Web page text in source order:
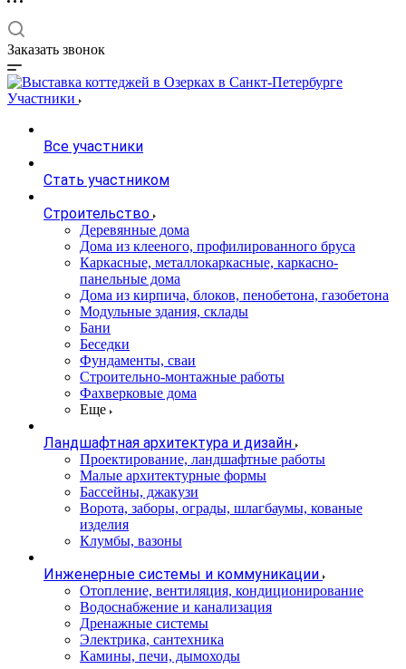
Заказать звонок
Участники
Все участники
Стать участником
Строительство
Деревянные дома
Дома из клееного, профилированного бруса
Каркасные, металлокаркасные, каркасно-
панельные дома
Дома из кирпича, блоков, пенобетона, газобетона
Модульные здания, склады
Бани
Беседки
Фундаменты, сваи
Строительно-монтажные работы
Фахверковые дома
Еще
Ландшафтная архитектура и дизайн
Проектирование, ландшафтные работы
Малые архитектурные формы
Бассейны, джакузи
Ворота, заборы, ограды, шлагбаумы, кованые
изделия
Клумбы, вазоны
Инженерные системы и коммуникации
Отопление, вентиляция, кондиционирование
Водоснабжение и канализация
Дренажные системы
Электрика, сантехника
Камины, печи, дымоходы